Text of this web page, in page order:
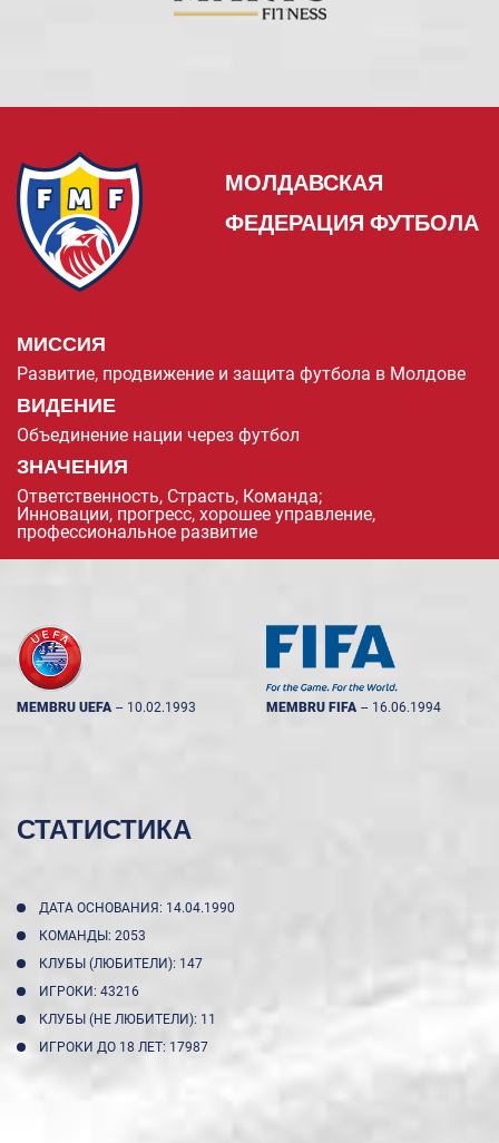
МОЛДАВСКАЯ
ФЕДЕРАЦИЯ ФУТБОЛА
МИССИЯ
Развитие, продвижение и защита футбола в Молдове
ВИДЕНИЕ
Объединение нации через футбол
ЗНАЧЕНИЯ
Ответственность, Страсть, Команда;
Инновации, прогресс, хорошее управление,
профессиональное развитие
MEMBRU UEFA -- 10.02.1993 MEMBRU FIFA -- 16.06.1994
СТАТИСТИКА
ДАТА ОСНОВАНИЯ: 14.04.1990
КОМАНДЫ: 2053
КЛУБЫ (ЛЮБИТЕЛИ): 147
ИГРОКИ: 43216
КЛУБЫ (НЕ ЛЮБИТЕЛИ): 11
ИГРОКИ ДО 18 ЛЕТ: 17987